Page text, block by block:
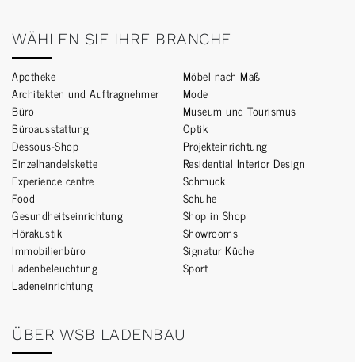
WÄHLEN SIE IHRE BRANCHE
Apotheke
Architekten und Auftragnehmer
Büro
Büroausstattung
Dessous-Shop
Einzelhandelskette
Experience centre
Food
Gesundheitseinrichtung
Hörakustik
Immobilienbüro
Ladenbeleuchtung
Ladeneinrichtung
Möbel nach Maß
Mode
Museum und Tourismus
Optik
Projekteinrichtung
Residential Interior Design
Schmuck
Schuhe
Shop in Shop
Showrooms
Signatur Küche
Sport
ÜBER WSB LADENBAU